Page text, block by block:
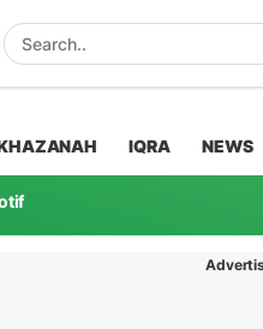
IQRA NEWS